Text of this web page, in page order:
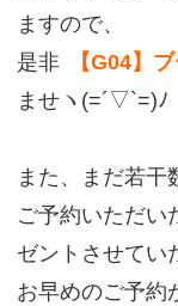
ますので、
是非
【G04】
ませヽ(=´▽`=)ﾉ
また、まだ若干
ご予約いただい
ゼントさせてい
お早めのご予約